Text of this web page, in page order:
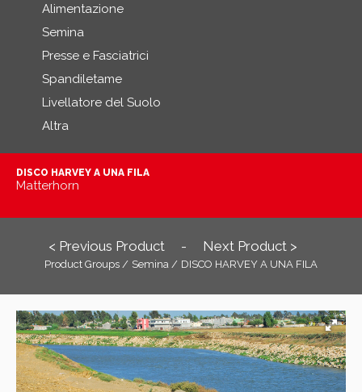
Alimentazione
Semina
Presse e Fasciatrici
Spandiletame
Livellatore del Suolo
Altra
DISCO HARVEY A UNA FILA
Matterhorn
< Previous Product - Next Product >
Product Groups / Semina / DISCO HARVEY A UNA FILA